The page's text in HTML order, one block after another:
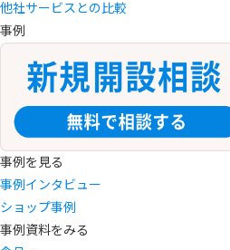
他社サービスとの比較
事例
事例を見る
事例インタビュー
ショップ事例
事例資料をみる